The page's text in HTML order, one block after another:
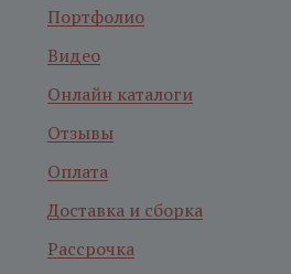
Портфолио
Видео
Онлайн каталоги
Отзывы
Оплата
Доставка и сборка
Рассрочка